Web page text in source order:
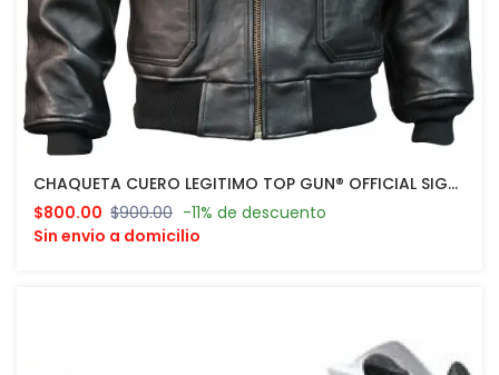
CHAQUETA CUERO LEGITIMO TOP GUN® OFFICIAL SIGNATURE SERIES JACKET BLACK
$800.00 $900.00 -11% de descuento
Sin envio a domicilio